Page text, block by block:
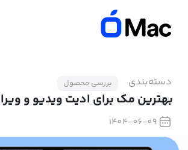
دسته‌بندی بررسی محصول
بهترین مک برای ادیت ویدیو و
1404-06-09